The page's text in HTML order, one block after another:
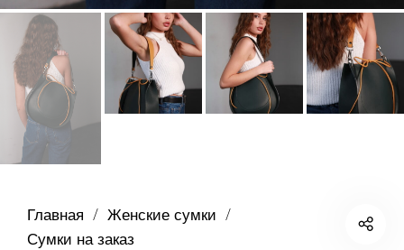
Главная / Женские сумки
/
Сумки на заказ